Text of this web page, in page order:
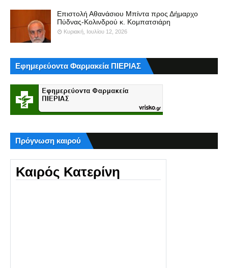
Επιστολή Αθανάσιου Μπίντα προς Δήμαρχο
Πύδνας-Κολινδρού κ. Κομπατσιάρη
Κυριακή, Ιουλίου 12, 2026
Εφημερεύοντα Φαρμακεία ΠΙΕΡΙΑΣ
Πρόγνωση καιρού
Καιρός Κατερίνη